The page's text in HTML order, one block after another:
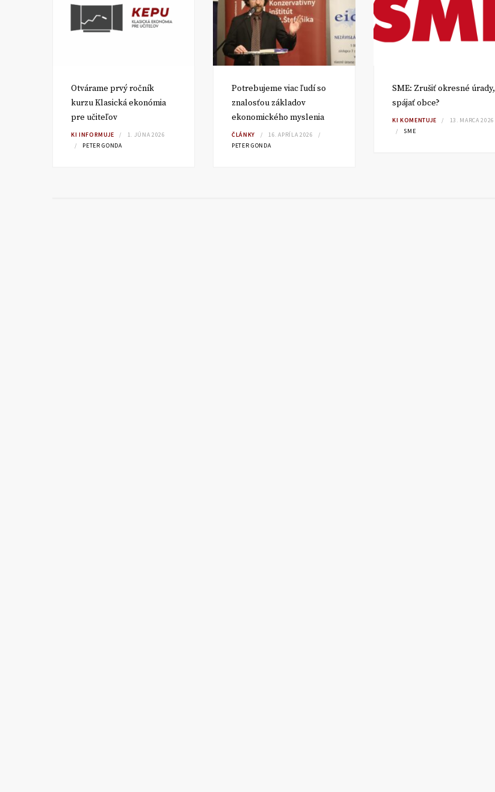
Otvárame prvý ročník
kurzu Klasická ekonómia
pre učiteľov
KI INFORMUJE
1. JÚNA 2026
PETER GONDA
Potrebujeme viac ľudí so
znalosťou základov
ekonomického myslenia
ČLÁNKY
16. APRÍLA 2026
PETER GONDA
SME: Zrušiť okresné úrady,
spájať obce?
KI KOMENTUJE
13. MARCA 2026
SME